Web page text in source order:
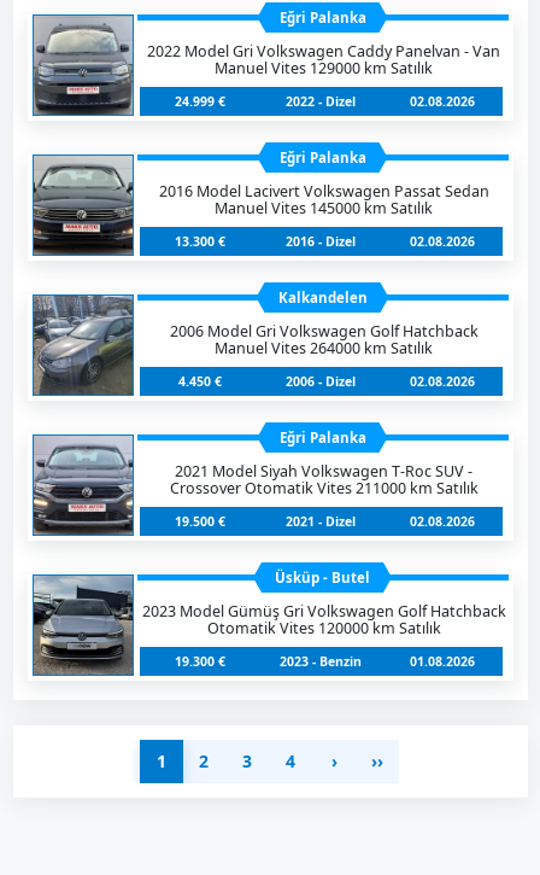
Eğri Palanka
2022 Model Gri Volkswagen Caddy Panelvan - Van
Manuel Vites 129000 km Satılık
24.999 € 2022 - Dizel 02.08.2026
Eğri Palanka
2016 Model Lacivert Volkswagen Passat Sedan
Manuel Vites 145000 km Satılık
13.300 € 2016 - Dizel 02.08.2026
Kalkandelen
2006 Model Gri Volkswagen Golf Hatchback
Manuel Vites 264000 km Satılık
4.450 € 2006 - Dizel 02.08.2026
Eğri Palanka
2021 Model Siyah Volkswagen T-Roc SUV -
Crossover Otomatik Vites 211000 km Satılık
19.500 € 2021 - Dizel 02.08.2026
Üsküp - Butel
2023 Model Gümüş Gri Volkswagen Golf Hatchback
Otomatik Vites 120000 km Satılık
19.300 € 2023 - Benzin 01.08.2026
1 2 3 4 › ››